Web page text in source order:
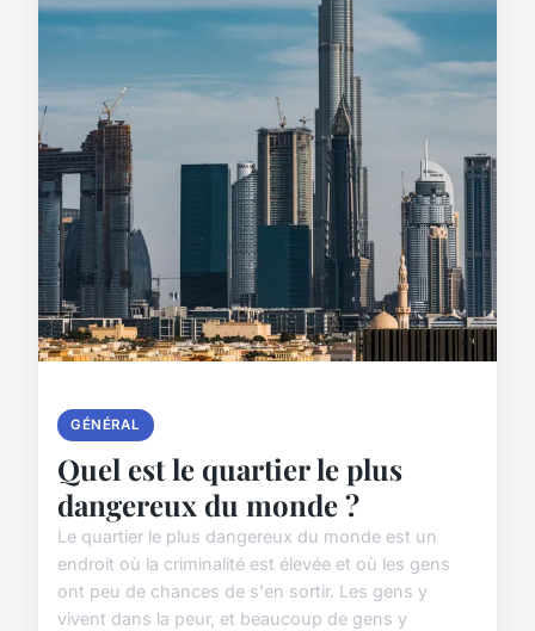
GÉNÉRAL
Quel est le quartier le plus
dangereux du monde ?
Le quartier le plus dangereux du monde est un
endroit où la criminalité est élevée et où les gens
ont peu de chances de s'en sortir. Les gens y
vivent dans la peur, et beaucoup de gens y